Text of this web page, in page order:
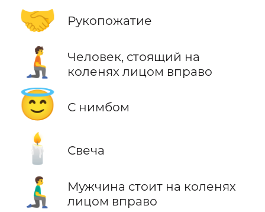
🤝 Рукопожатие
🧎‍➡️
Человек, стоящий на
коленях лицом вправо
😇 С нимбом
🕯️ Свеча
🧎‍♂️‍➡️
Мужчина стоит на коленях
лицом вправо